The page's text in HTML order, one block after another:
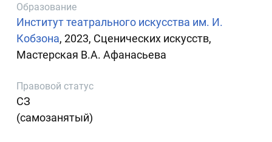
Образование
Институт театрального искусства им. И.
Кобзона, 2023, Сценических искусств,
Мастерская В.А. Афанасьева
Правовой статус
СЗ
(самозанятый)